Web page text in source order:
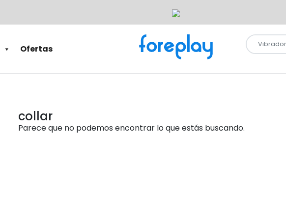
Ofertas
collar
Parece que no podemos encontrar lo que estás buscando.